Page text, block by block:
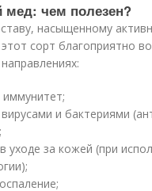
мед: чем полезен?
насыщенному
сорт благоприятно
и бактериями
уходе за кожей (при